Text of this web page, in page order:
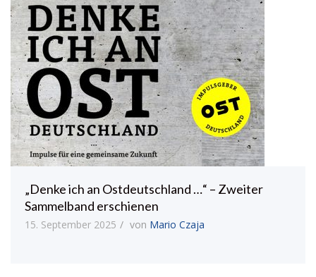
„Denke ich an Ostdeutschland …“ – Zweiter
Sammelband erschienen
15. September 2025 von Mario Czaja